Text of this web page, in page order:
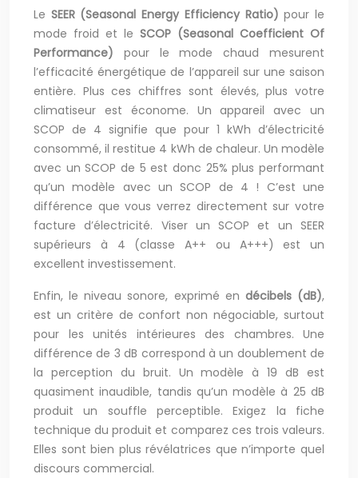
Le SEER (Seasonal Energy Efficiency Ratio) pour le
mode froid et le SCOP (Seasonal Coefficient Of
Performance) pour le mode chaud mesurent
l’efficacité énergétique de l’appareil sur une saison
entière. Plus ces chiffres sont élevés, plus votre
climatiseur est économe. Un appareil avec un
SCOP de 4 signifie que pour 1 kWh d’électricité
consommé, il restitue 4 kWh de chaleur. Un modèle
avec un SCOP de 5 est donc 25% plus performant
qu’un modèle avec un SCOP de 4 ! C’est une
différence que vous verrez directement sur votre
facture d’électricité. Viser un SCOP et un SEER
supérieurs à 4 (classe A++ ou A+++) est un
excellent investissement.
Enfin, le niveau sonore, exprimé en décibels (dB),
est un critère de confort non négociable, surtout
pour les unités intérieures des chambres. Une
différence de 3 dB correspond à un doublement de
la perception du bruit. Un modèle à 19 dB est
quasiment inaudible, tandis qu’un modèle à 25 dB
produit un souffle perceptible. Exigez la fiche
technique du produit et comparez ces trois valeurs.
Elles sont bien plus révélatrices que n’importe quel
discours commercial.